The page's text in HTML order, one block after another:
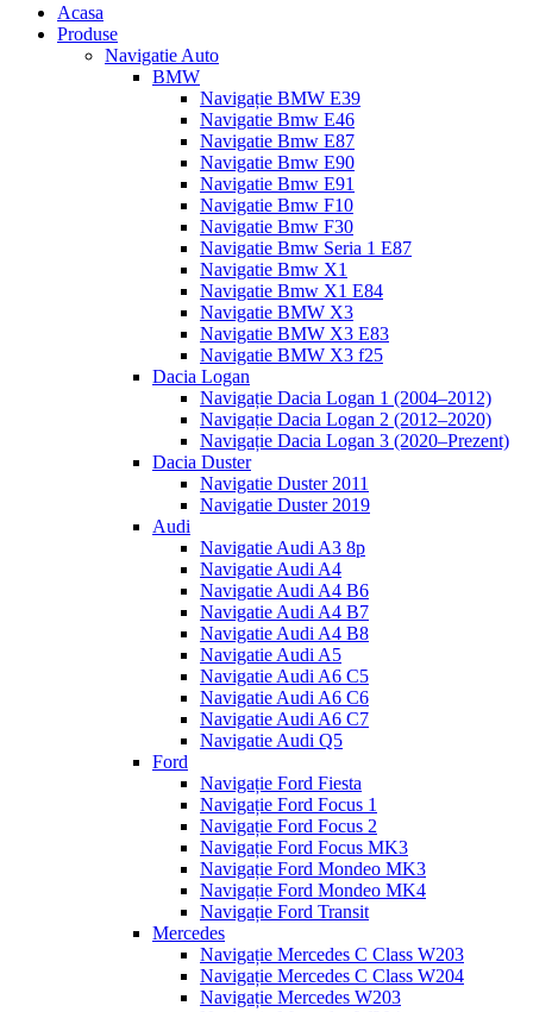
Acasa
Produse
Navigatie Auto
BMW
Navigație BMW E39
Navigatie Bmw E46
Navigatie Bmw E87
Navigatie Bmw E90
Navigatie Bmw E91
Navigatie Bmw F10
Navigatie Bmw F30
Navigatie Bmw Seria 1 E87
Navigatie Bmw X1
Navigatie Bmw X1 E84
Navigatie BMW X3
Navigatie BMW X3 E83
Navigatie BMW X3 f25
Dacia Logan
Navigație Dacia Logan 1 (2004–2012)
Navigație Dacia Logan 2 (2012–2020)
Navigație Dacia Logan 3 (2020–Prezent)
Dacia Duster
Navigatie Duster 2011
Navigatie Duster 2019
Audi
Navigatie Audi A3 8p
Navigatie Audi A4
Navigatie Audi A4 B6
Navigatie Audi A4 B7
Navigatie Audi A4 B8
Navigatie Audi A5
Navigatie Audi A6 C5
Navigatie Audi A6 C6
Navigatie Audi A6 C7
Navigatie Audi Q5
Ford
Navigație Ford Fiesta
Navigație Ford Focus 1
Navigație Ford Focus 2
Navigație Ford Focus MK3
Navigație Ford Mondeo MK3
Navigație Ford Mondeo MK4
Navigație Ford Transit
Mercedes
Navigație Mercedes C Class W203
Navigație Mercedes C Class W204
Navigație Mercedes W203